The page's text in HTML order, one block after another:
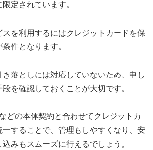
定されています。
スを利用するにはクレジットカードを保
件となります。
落としには対応していないため、申し
を確認しておくことが大切です。
どの本体契約と合わせてクレジットカ
一することで、管理もしやすくなり、安
みもスムーズに行えるでしょう。